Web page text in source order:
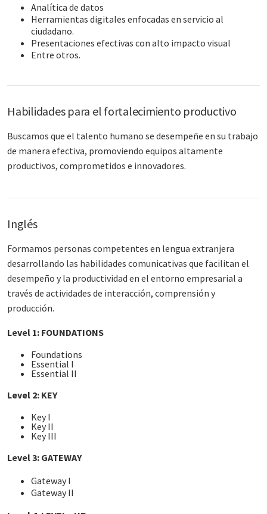
Analítica de datos
Herramientas digitales enfocadas en servicio al
ciudadano.
Presentaciones efectivas con alto impacto visual
Entre otros.​
Habilidades para el fortalecimiento productivo
Buscamos que el talento humano se desempeñe en su trabajo
de manera efectiva, promoviendo equipos altamente
productivos, comprometidos e innovadores.​
Inglés
Formamos personas competentes en lengua extranjera
desarrollando las habilidades comunicativas que facilitan el
desempeño y la productividad en el entorno empresarial a
través de actividades de interacción, comprensión y
producción.​
Level 1: FOUNDATIONS
Foundations
Essential I
Essential II​
Level 2: KEY​
Key I ​
Key II ​
Key III​
Level 3: GATEWAY​
Gateway I
Gateway II ​